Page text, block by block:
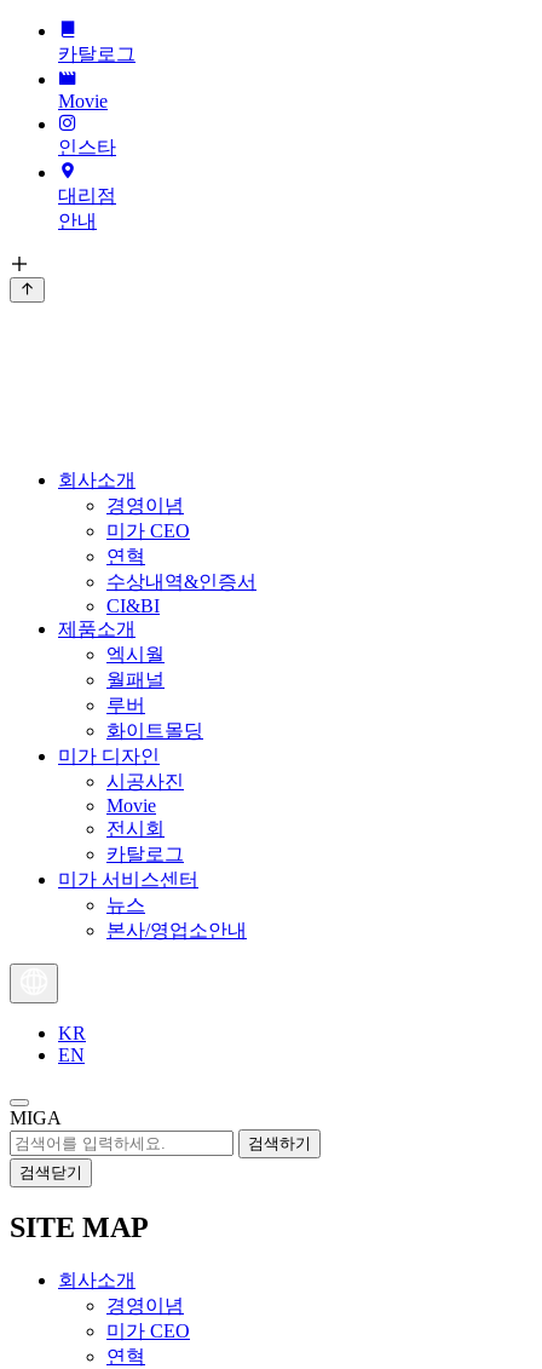
카탈로그
Movie
인스타
대리점
안내
회사소개
경영이념
미가 CEO
연혁
수상내역&인증서
CI&BI
제품소개
엑시월
월패널
루버
화이트몰딩
미가 디자인
시공사진
Movie
전시회
카탈로그
미가 서비스센터
뉴스
본사/영업소안내
KR
EN
MIGA
검색하기
검색닫기
SITE MAP
회사소개
경영이념
미가 CEO
연혁